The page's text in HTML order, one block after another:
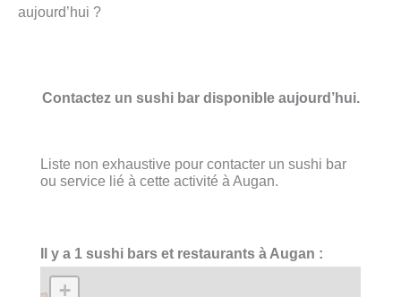
aujourd’hui ?
Contactez un sushi bar disponible aujourd’hui.
Liste non exhaustive pour contacter un sushi bar
ou service lié à cette activité à Augan.
Il y a 1 sushi bars et restaurants à Augan :
+